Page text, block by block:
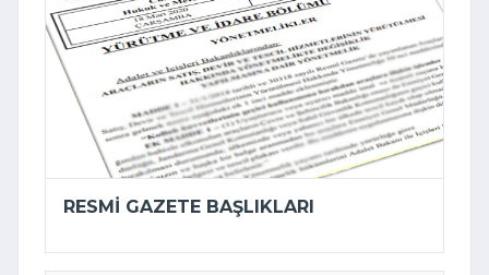
RESMI GAZETE BAŞLIKLARI